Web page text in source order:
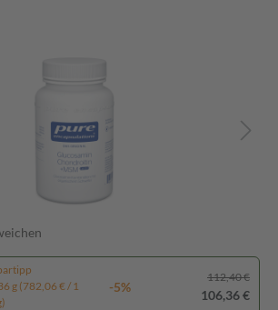
g (782,06 € / 1
-5%
112,40 €
106,36 €